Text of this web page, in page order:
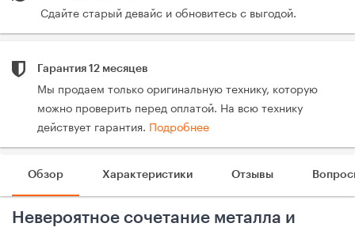
Сдайте старый девайс и обновитесь с выгодой.
Гарантия 12 месяцев
Мы продаем только оригинальную технику, которую
можно проверить перед оплатой. На всю технику
действует гарантия. Подробнее
Обзор Характеристики Отзывы
Невероятное сочетание металла и